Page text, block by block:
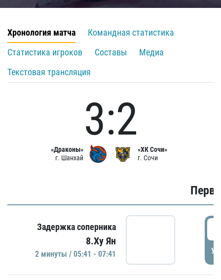
Хронология матча
Командная статистика
Статистика игроков
Составы
Медиа
Текстовая трансляция
«Драконы»
г. Шанхай
3:2
«ХК Сочи»
г. Сочи
Задержка соперника
8.Ху Ян
2 минуты / 05:41 - 07:41